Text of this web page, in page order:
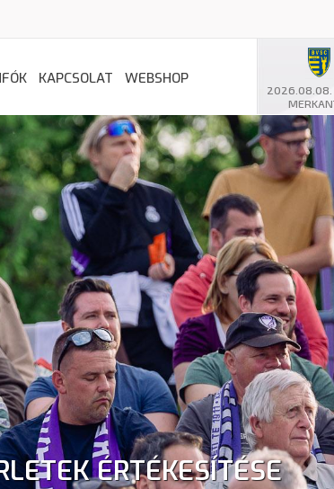
2026.08.08.
KAPCSOLAT WEBSHOP
ÉRTÉKESÍTÉSE